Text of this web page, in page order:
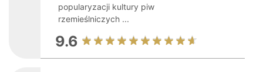
popularyzacji kultury piw
rzemieślniczych ...
9.6